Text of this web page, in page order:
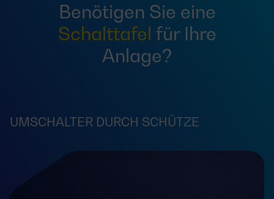
Benötigen Sie eine
Schalttafel für Ihre
Anlage?
UMSCHALTER DURCH SCHÜTZE